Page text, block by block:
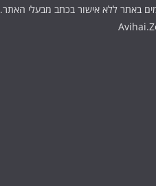
באתר ללא אישור בכתב מבעלי האתר.